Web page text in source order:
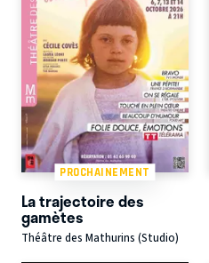
PROCHAINEMENT
La trajectoire des
gamètes
Théâtre des Mathurins (Studio)